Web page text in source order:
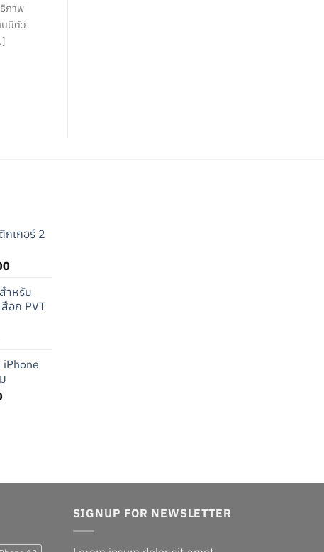
ภาพ
นมีตัว
เกอร์ 2
Current
is:
฿548.00.
ำหรับ
อก PVT
iPhone
Current
SIGNUP FOR NEWSLETTER